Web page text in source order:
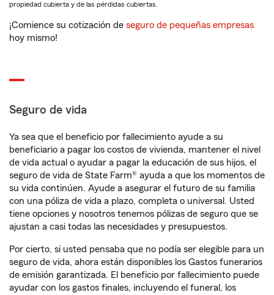
propiedad cubierta y de las pérdidas cubiertas.
¡Comience su cotización de seguro de pequeñas empresas
hoy mismo!
Seguro de vida
Ya sea que el beneficio por fallecimiento ayude a su
beneficiario a pagar los costos de vivienda, mantener el nivel
de vida actual o ayudar a pagar la educación de sus hijos, el
seguro de vida de State Farm® ayuda a que los momentos de
su vida continúen. Ayude a asegurar el futuro de su familia
con una póliza de vida a plazo, completa o universal. Usted
tiene opciones y nosotros tenemos pólizas de seguro que se
ajustan a casi todas las necesidades y presupuestos.
Por cierto, si usted pensaba que no podía ser elegible para un
seguro de vida, ahora están disponibles los Gastos funerarios
de emisión garantizada. El beneficio por fallecimiento puede
ayudar con los gastos finales, incluyendo el funeral, los